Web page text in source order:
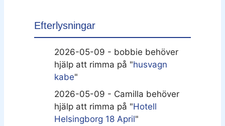
Efterlysningar
2026-05-09 - bobbie behöver
hjälp att rimma på "husvagn
kabe"
2026-05-09 - Camilla behöver
hjälp att rimma på "Hotell
Helsingborg 18 April"